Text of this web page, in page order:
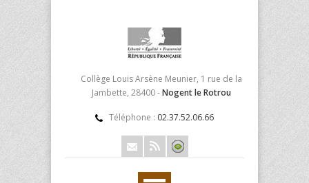
Collège Louis Arsène Meunier, 1 rue de la
Jambette, 28400 -Nogent le Rotrou
Téléphone : 02.37.52.06.66